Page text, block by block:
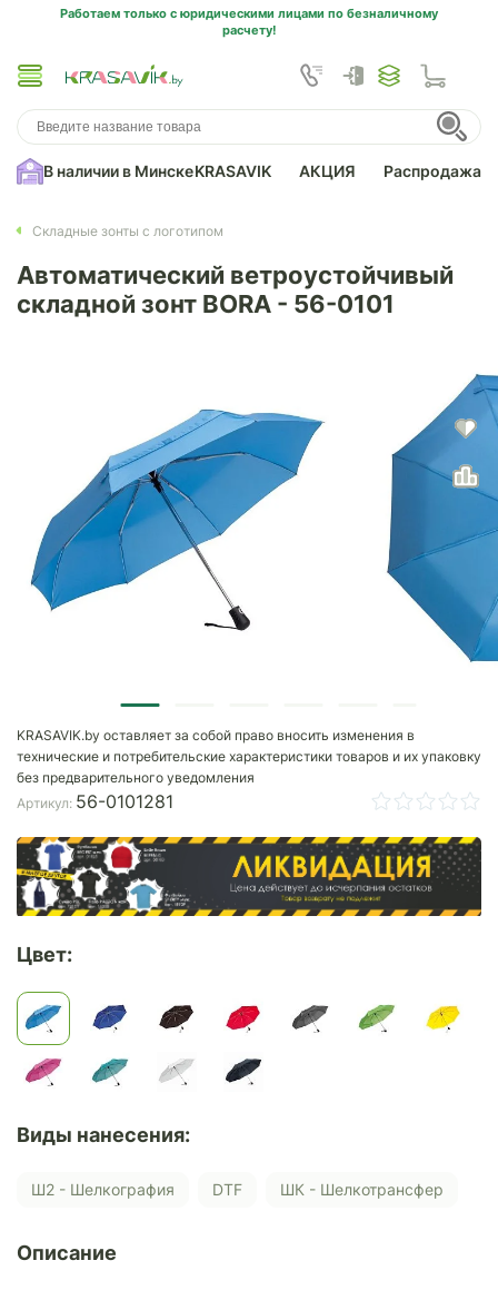
Работаем только с юридическими лицами по безналичному
расчету!
В наличии в МинскеKRASAVIK АКЦИЯ Распродажа
Складные зонты с логотипом
Автоматический ветроустойчивый
складной зонт BORA - 56-0101
KRASAVIK.by оставляет за собой право вносить изменения в
технические и потребительские характеристики товаров и их упаковку
без предварительного уведомления
Артикул: 56-0101281
Цвет:
Виды нанесения:
Ш2 - Шелкография DTF ШК - Шелкотрансфер
Описание